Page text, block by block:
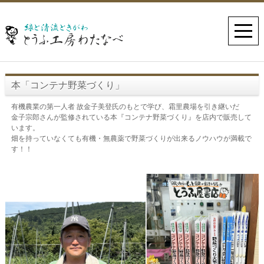
本「コンテナ野菜づくり」
有機農業の第一人者 故金子美登氏のもとで学び、霜里農場を引き継いだ
金子宗郎さんが監修されている本『コンテナ野菜づくり』を店内で販売して
います。
畑を持っていなくても有機・無農薬で野菜づくりが出来るノウハウが満載で
す！！